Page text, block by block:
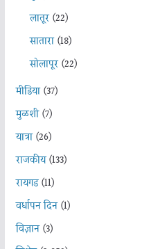
लातूर(22)
सातारा(18)
सोलापूर(22)
मीडिया(37)
मुळशी(7)
यात्रा(26)
राजकीय(133)
रायगड(11)
वर्धापन दिन(1)
विज्ञान(3)